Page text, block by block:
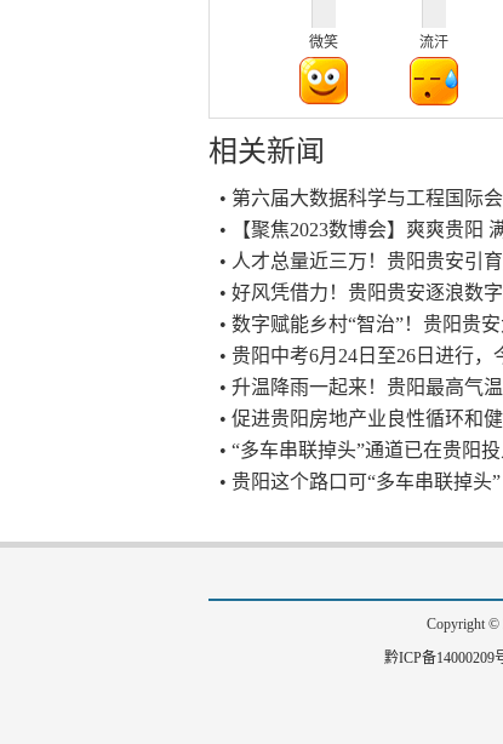
微笑 流汗
相关新闻
• 第六届大数据科学与工程国际
• 【聚焦2023数博会】爽爽贵阳
• 人才总量近三万！贵阳贵安引
• 好风凭借力！贵阳贵安逐浪数
• 数字赋能乡村“智治”！贵阳贵
• 贵阳中考6月24日至26日进行，
• 升温降雨一起来！贵阳最高气
• 促进贵阳房地产业良性循环和
• “多车串联掉头”通道已在贵阳
• 贵阳这个路口可“多车串联掉头
Copyright ©
黔ICP备14000209